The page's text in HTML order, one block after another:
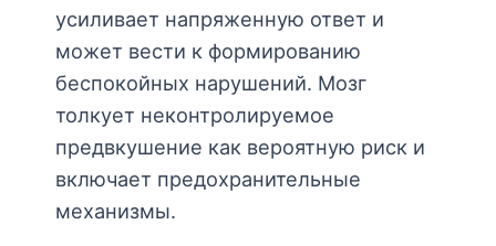
усиливает напряженную ответ и
может вести к формированию
беспокойных нарушений. Мозг
толкует неконтролируемое
предвкушение как вероятную риск и
включает предохранительные
механизмы.